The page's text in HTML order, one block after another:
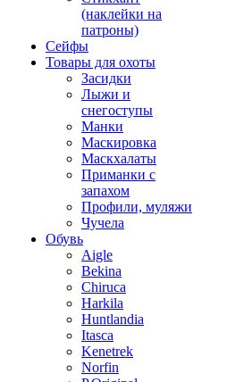
(наклейки на
патроны)
Сейфы
Товары для охоты
Засидки
Лыжи и
снегоступы
Манки
Маскировка
Маскхалаты
Приманки с
запахом
Профили, муляжи
Чучела
Обувь
Aigle
Bekina
Chiruсa
Harkila
Huntlandia
Itasca
Kenetrek
Norfin